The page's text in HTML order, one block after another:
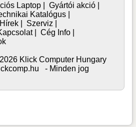
Laptop| Gyártói akció|
Katalógus|
| Szerviz
| Cég Info|
Klick Computer Hungary
- Minden jog